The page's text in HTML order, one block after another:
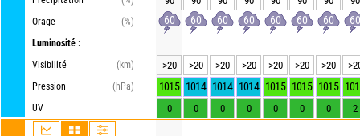
Orage
(%)
Luminosité :
Visibilité
(km)
Pression
(hPa)
UV
60 60 60 60 60 60 60 60
>20 >20 >20 >20 >20 >20 >20
1015 1014 1014 1014 1015 1015 1015
0 0 0 0 0 0 0 2